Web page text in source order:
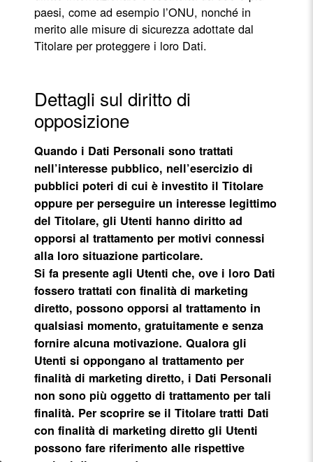
paesi, come ad esempio l’ONU, nonché in
merito alle misure di sicurezza adottate dal
Titolare per proteggere i loro Dati.
Dettagli sul diritto di
opposizione
Quando i Dati Personali sono trattati
nell’interesse pubblico, nell’esercizio di
pubblici poteri di cui è investito il Titolare
oppure per perseguire un interesse legittimo
del Titolare, gli Utenti hanno diritto ad
opporsi al trattamento per motivi connessi
alla loro situazione particolare.
Si fa presente agli Utenti che, ove i loro Dati
fossero trattati con finalità di marketing
diretto, possono opporsi al trattamento in
qualsiasi momento, gratuitamente e senza
fornire alcuna motivazione. Qualora gli
Utenti si oppongano al trattamento per
finalità di marketing diretto, i Dati Personali
non sono più oggetto di trattamento per tali
finalità. Per scoprire se il Titolare tratti Dati
con finalità di marketing diretto gli Utenti
possono fare riferimento alle rispettive